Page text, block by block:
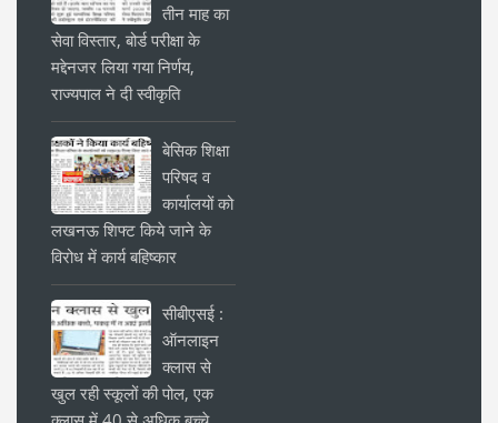
तीन माह का
सेवा विस्तार, बोर्ड परीक्षा के
मद्देनजर लिया गया निर्णय,
राज्यपाल ने दी स्वीकृति
बेसिक शिक्षा
परिषद व
कार्यालयों को
लखनऊ शिफ्ट किये जाने के
विरोध में कार्य बहिष्कार
सीबीएसई :
ऑनलाइन
क्लास से
खुल रही स्कूलों की पोल, एक